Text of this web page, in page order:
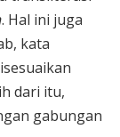
. Hal ini juga
kata
dari itu,
gabungan